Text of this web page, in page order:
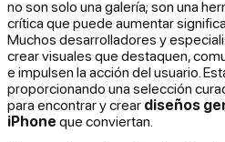
no son solo una galería; son una
crítica que puede aumentar
Muchos desarrolladores y
crear visuales que destaquen,
e impulsen la acción del usuario.
proporcionando una selección
para encontrar y crear diseños
iPhone que conviertan.